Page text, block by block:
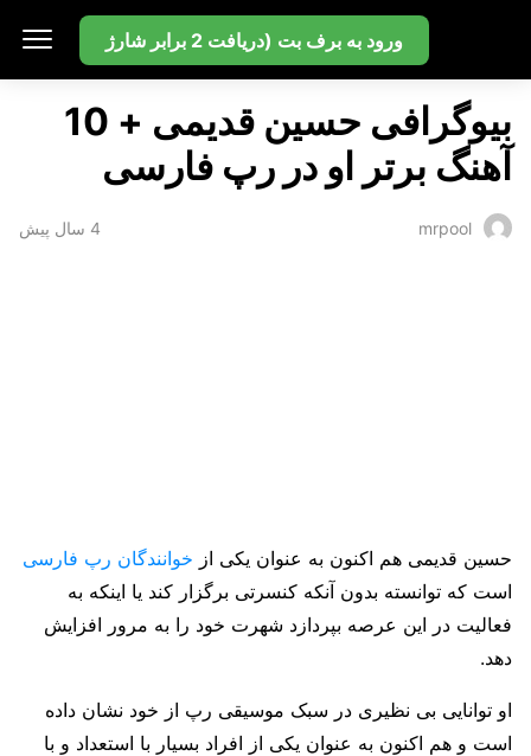
ورود به برف بت (دریافت 2 برابر شارژ
بیوگرافی حسین قدیمی + 10
آهنگ برتر او در رپ فارسی
mrpool 4 سال پیش
حسین قدیمی هم اکنون به عنوان یکی از خوانندگان رپ فارسی
است که توانسته بدون آنکه کنسرتی برگزار کند یا اینکه به
فعالیت در این عرصه بپردازد شهرت خود را به مرور افزایش
دهد.
او توانایی بی نظیری در سبک موسیقی رپ از خود نشان داده
است و هم اکنون به عنوان یکی از افراد بسیار با استعداد و با